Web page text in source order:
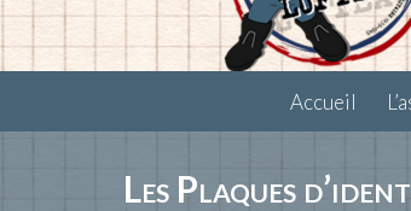
Accueil
Les Plaques